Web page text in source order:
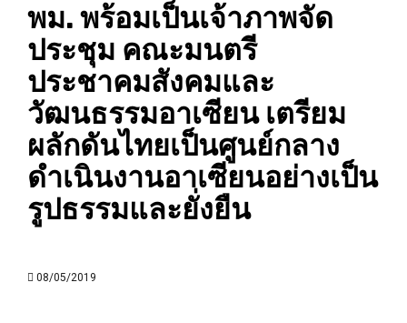
พม. พร้อมเป็นเจ้าภาพจัด
ประชุม คณะมนตรี
ประชาคมสังคมและ
วัฒนธรรมอาเซียน เตรียม
ผลักดันไทยเป็นศูนย์กลาง
ดำเนินงานอาเซียนอย่างเป็น
รูปธรรมและยั่งยืน
08/05/2019